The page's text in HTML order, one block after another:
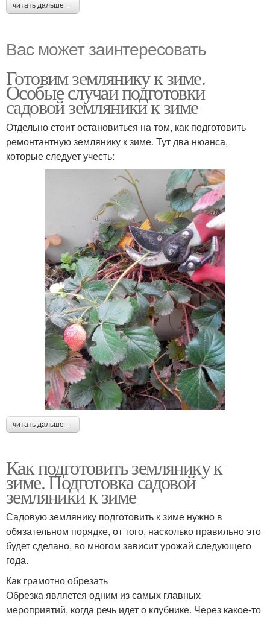
читать дальше →
Вас может заинтересовать
Готовим землянику к зиме.
Особые случаи подготовки
садовой земляники к зиме
Отдельно стоит остановиться на том, как подготовить
ремонтантную землянику к зиме. Тут два нюанса,
которые следует учесть:
читать дальше →
Как подготовить землянику к
зиме. Подготовка садовой
земляники к зиме
Садовую землянику подготовить к зиме нужно в
обязательном порядке, от того, насколько правильно это
будет сделано, во многом зависит урожай следующего
года.
Как грамотно обрезать
Обрезка является одним из самых главных
мероприятий, когда речь идет о клубнике. Через какое-то